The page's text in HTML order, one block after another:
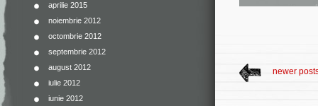
aprilie 2015
noiembrie 2012
octombrie 2012
septembrie 2012
august 2012
iulie 2012
iunie 2012
newer